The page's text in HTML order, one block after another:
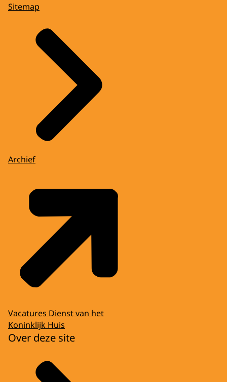
Sitemap
Archief
Vacatures Dienst van het
Koninklijk Huis
Over deze site